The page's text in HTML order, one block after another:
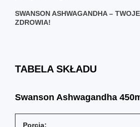
SWANSON ASHWAGANDHA –
ZDROWIA!
TABELA SKŁADU
Swanson Ashwagandha
Porcja: